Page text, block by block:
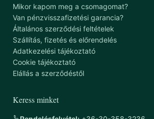
Mikor kapom meg a csomagomat?
Van pénzvisszafizetési garancia?
Általános szerződési feltételek
Szállítás, fizetés és előrendelés
Adatkezelési tájékoztató
Cookie tájékoztató
Elállás a szerződéstől
Keress minket